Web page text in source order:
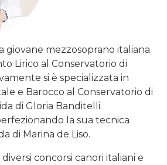
giovane mezzosoprano italiana.
Lirico al Conservatorio di
si è specializzata in
e Barocco al Conservatorio di
di Gloria Banditelli.
la sua tecnica
di Marina de Liso.
concorsi canori italiani e